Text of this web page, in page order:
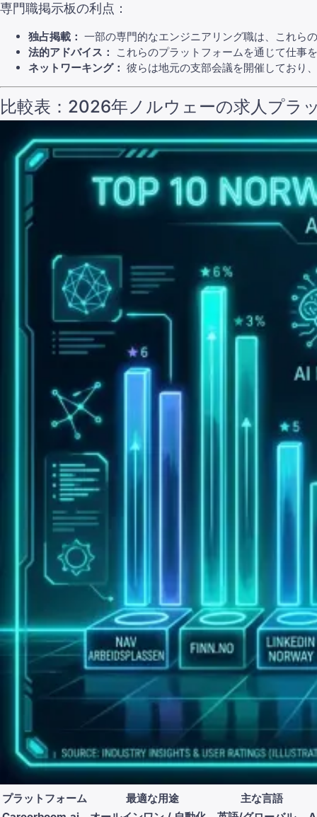
専門職掲示板の利点：
独占掲載： 一部の専門的なエンジニアリング職は、これら
法的アドバイス：
これらのプラットフォームを通じて仕事
ネットワーキング： 彼らは地元の支部会議を開催しており
比較表：2026年ノルウェーの求人プラ
プラットフォーム 最適な用途
主な言語